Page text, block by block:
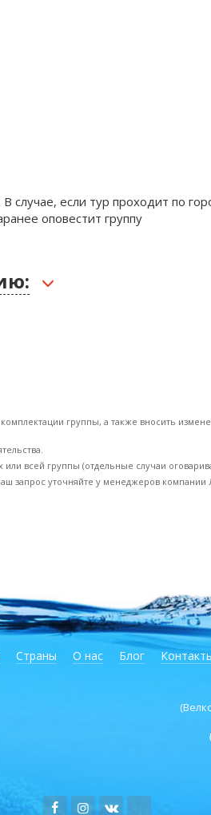
случае, если тур проходит по
оповестит группу
группы, а также вносить
всей группы (отдельные случаи
запрос уточняйте у менеджеров компании
Страны О нас Блог